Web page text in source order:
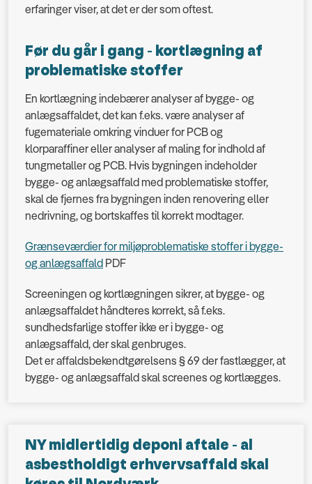
erfaringer viser, at det er der som oftest.
Før du går i gang - kortlægning af
problematiske stoffer
En kortlægning indebærer analyser af bygge- og
anlægsaffaldet, det kan f.eks. være analyser af
fugemateriale omkring vinduer for PCB og
klorparaffiner eller analyser af maling for indhold af
tungmetaller og PCB. Hvis bygningen indeholder
bygge- og anlægsaffald med problematiske stoffer,
skal de fjernes fra bygningen inden renovering eller
nedrivning, og bortskaffes til korrekt modtager.
Grænseværdier for miljøproblematiske stoffer i bygge-
og anlægsaffald PDF
Screeningen og kortlægningen sikrer, at bygge- og
anlægsaffaldet håndteres korrekt, så f.eks.
sundhedsfarlige stoffer ikke er i bygge- og
anlægsaffald, der skal genbruges.
Det er affaldsbekendtgørelsens § 69 der fastlægger, at
bygge- og anlægsaffald skal screenes og kortlægges.
NY midlertidig deponi aftale - al
asbestholdigt erhvervsaffald skal